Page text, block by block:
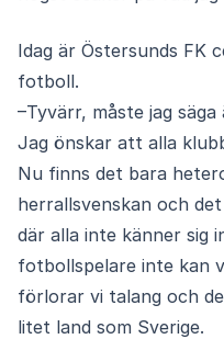
Idag är Östersunds FK certifierad HBTQ- elitklubb i
fotboll.
–Tyvärr, måste jag
Jag önskar att alla
Nu finns det bara
herrallsvenskan och
där alla inte känner sig
fotbollspelare inte kan
förlorar vi talang och
litet land som Sverige.